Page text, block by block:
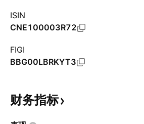
ISIN
CNE100003R72
FIGI
BBG00LBRKYT3
财务指标